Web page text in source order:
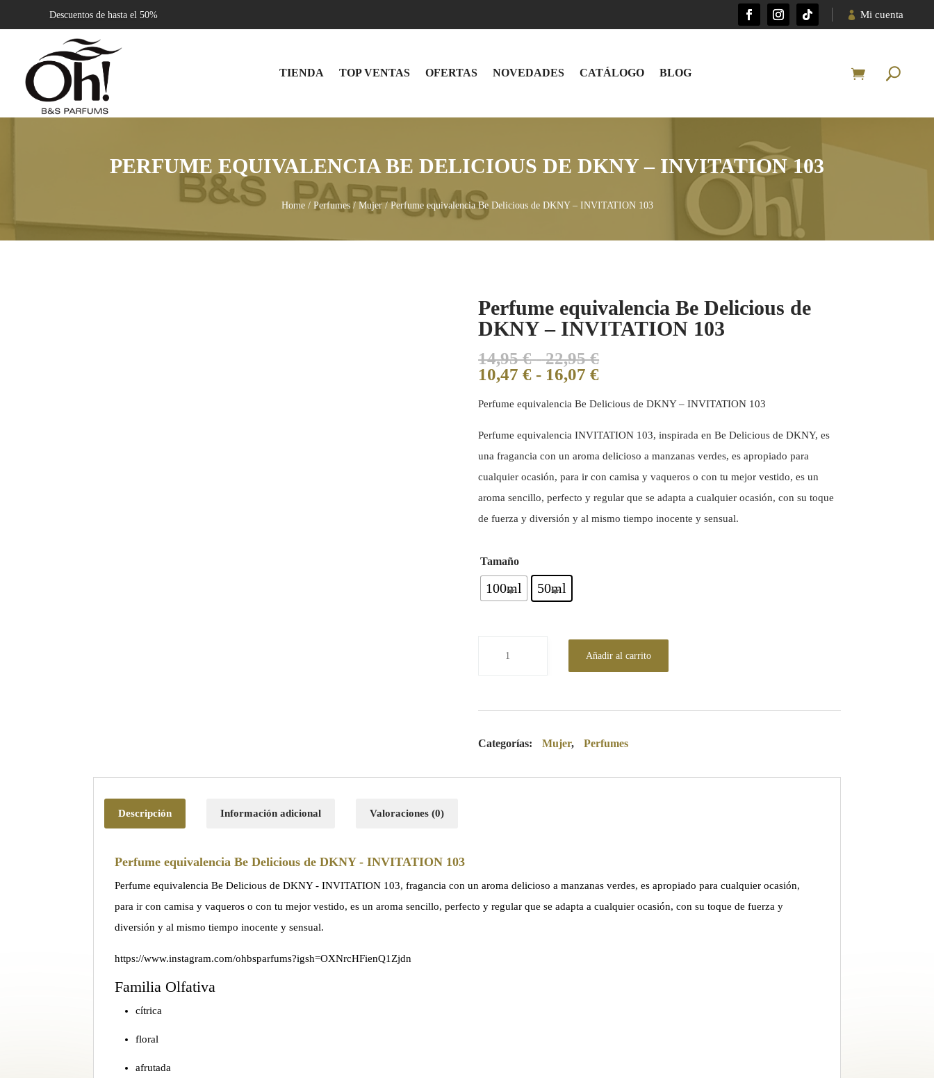
Descuentos de hasta el 50% Mi cuenta
TIENDA TOP VENTAS OFERTAS NOVEDADES CATÁLOGO BLOG
PERFUME EQUIVALENCIA BE DELICIOUS DE DKNY – INVITATION 103
Home/ Perfumes/ Mujer/ Perfume equivalencia Be Delicious de DKNY – INVITATION 103
Perfume equivalencia Be Delicious de
DKNY – INVITATION 103
14,95€ - 22,95€
10,47€ - 16,07€
Perfume equivalencia Be Delicious de DKNY – INVITATION 103
Perfume equivalencia INVITATION 103, inspirada en Be Delicious de DKNY, es
una fragancia con un aroma delicioso a manzanas verdes, es apropiado para
cualquier ocasión, para ir con camisa y vaqueros o con tu mejor vestido, es un
aroma sencillo, perfecto y regular que se adapta a cualquier ocasión, con su toque
de fuerza y diversión y al mismo tiempo inocente y sensual.
Tamaño
100ml 50ml
Añadir al carrito
Categorías: Mujer, Perfumes
Descripción Información adicional Valoraciones (0)
Perfume equivalencia Be Delicious de DKNY - INVITATION 103
Perfume equivalencia Be Delicious de DKNY - INVITATION 103, fragancia con un aroma delicioso a manzanas verdes, es apropiado para cualquier ocasión,
para ir con camisa y vaqueros o con tu mejor vestido, es un aroma sencillo, perfecto y regular que se adapta a cualquier ocasión, con su toque de fuerza y
diversión y al mismo tiempo inocente y sensual.
https://www.instagram.com/ohbsparfums?igsh=OXNrcHFienQ1Zjdn
Familia Olfativa
cítrica
floral
afrutada